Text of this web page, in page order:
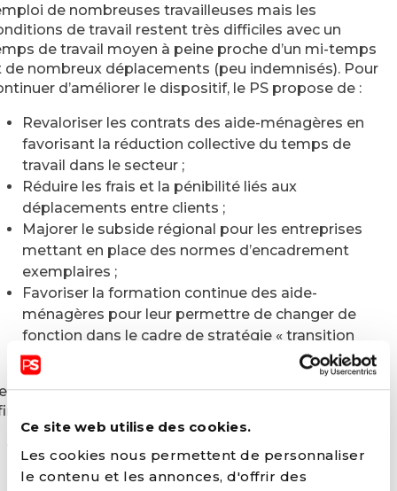
Ce site web utilise des cookies.
Les cookies nous permettent de personnaliser
le contenu et les annonces, d'offrir des
de nombreuses travailleuses mais les
de travail restent très difficiles avec un
de travail moyen à peine proche d’un mi-temps
de nombreux déplacements (peu indemnisés). Pour
d’améliorer le dispositif, le PS propose de :
Revaloriser les contrats des aide-ménagères en
favorisant la réduction collective du temps de
travail dans le secteur ;
Réduire les frais et la pénibilité liés aux
déplacements entre clients ;
Majorer le subside régional pour les entreprises
mettant en place des normes d’encadrement
exemplaires ;
Favoriser la formation continue des aide-
ménagères pour leur permettre de changer de
fonction dans le cadre de stratégie « transition
emploi-emploi ».
obstacles à l’emploi perdurentpour certains.
de lever ces obstacles, le PS propose de :
liés au travail par l’employeur via la mise à